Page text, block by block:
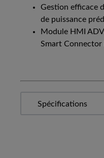
Gestion efficace
de puissance
Module HMI
Smart Connector